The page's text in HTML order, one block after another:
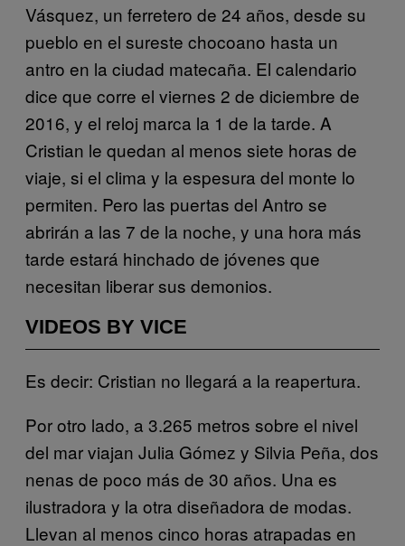
Vásquez, un ferretero de 24 años, desde su
pueblo en el sureste chocoano hasta un
antro en la ciudad matecaña. El calendario
dice que corre el viernes 2 de diciembre de
2016, y el reloj marca la 1 de la tarde. A
Cristian le quedan al menos siete horas de
viaje, si el clima y la espesura del monte lo
permiten. Pero las puertas del Antro se
abrirán a las 7 de la noche, y una hora más
tarde estará hinchado de jóvenes que
necesitan liberar sus demonios.
VIDEOS BY VICE
Es decir: Cristian no llegará a la reapertura.
Por otro lado, a 3.265 metros sobre el nivel
del mar viajan Julia Gómez y Silvia Peña, dos
nenas de poco más de 30 años. Una es
ilustradora y la otra diseñadora de modas.
Llevan al menos cinco horas atrapadas en